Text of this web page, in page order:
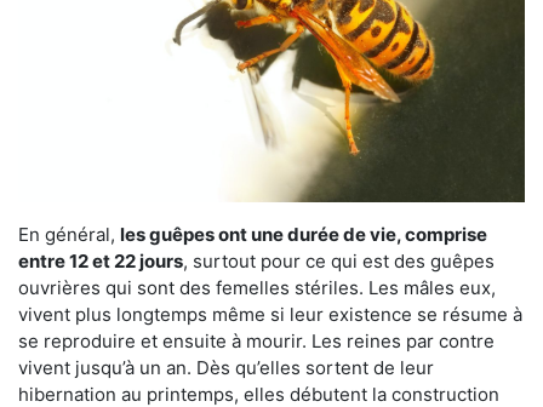
En général, les guêpes ont une durée de vie, comprise
entre 12 et 22 jours, surtout pour ce qui est des guêpes
ouvrières qui sont des femelles stériles. Les mâles eux,
vivent plus longtemps même si leur existence se résume à
se reproduire et ensuite à mourir. Les reines par contre
vivent jusqu’à un an. Dès qu’elles sortent de leur
hibernation au printemps, elles débutent la construction